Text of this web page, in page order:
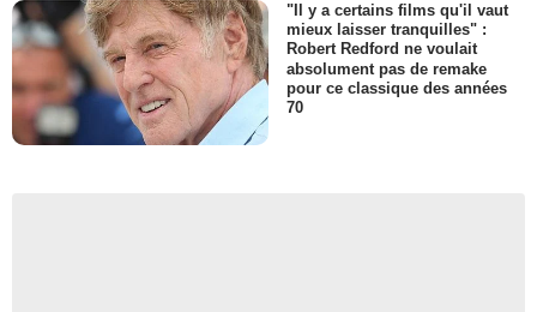
"Il y a certains films qu'il vaut
mieux laisser tranquilles" :
Robert Redford ne voulait
absolument pas de remake
pour ce classique des années
70